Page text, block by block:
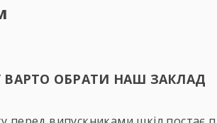
ОБРАТИ НАШ ЗАКЛАД